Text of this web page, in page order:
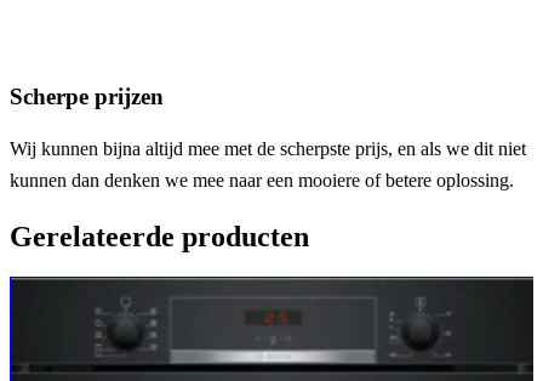
Scherpe prijzen
Wij kunnen bijna altijd mee met de scherpste prijs, en als we dit niet
kunnen dan denken we mee naar een mooiere of betere oplossing.
Gerelateerde producten